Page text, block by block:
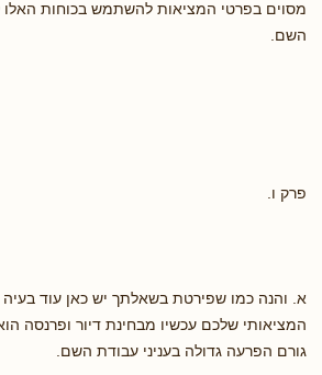
מסוים בפרטי המציאות להשתמש בכוחות
השם.
פרק ו.
א. והנה כמו שפירטת בשאלתך יש כאן עוד
המציאותי שלכם עכשיו מבחינת דיור ופרנסה
גורם הפרעה גדולה בעניני עבודת השם.